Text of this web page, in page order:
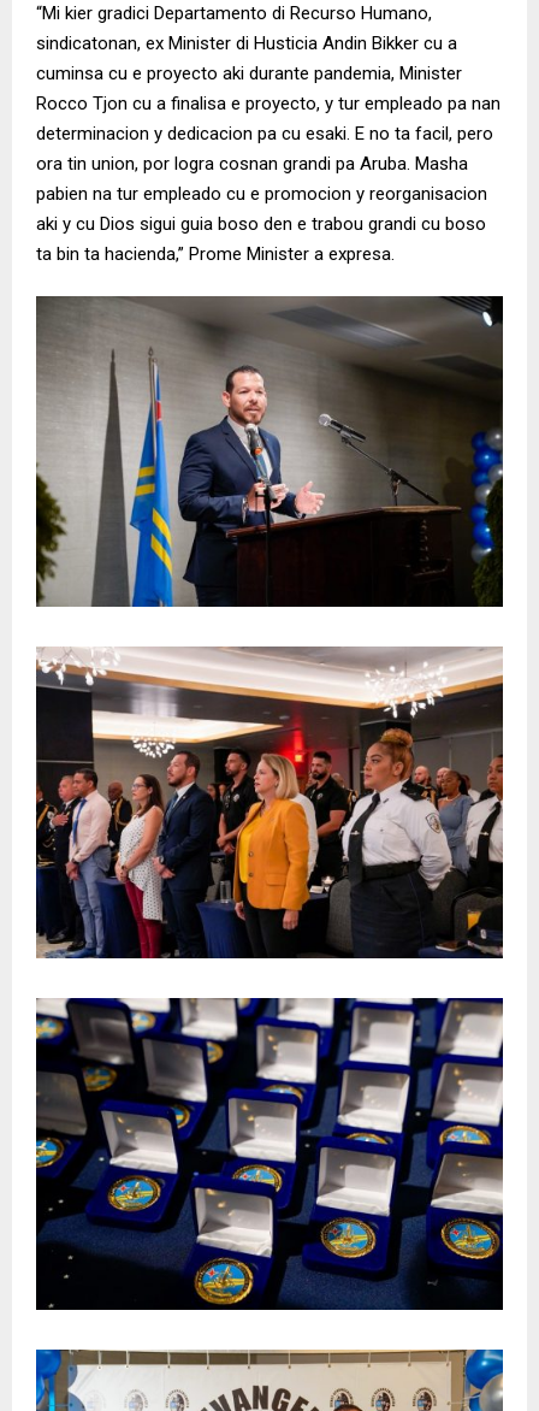
“Mi kier gradici Departamento di Recurso Humano,
sindicatonan, ex Minister di Husticia Andin Bikker cu a
cuminsa cu e proyecto aki durante pandemia, Minister
Rocco Tjon cu a finalisa e proyecto, y tur empleado pa nan
determinacion y dedicacion pa cu esaki. E no ta facil, pero
ora tin union, por logra cosnan grandi pa Aruba. Masha
pabien na tur empleado cu e promocion y reorganisacion
aki y cu Dios sigui guia boso den e trabou grandi cu boso
ta bin ta hacienda,” Prome Minister a expresa.